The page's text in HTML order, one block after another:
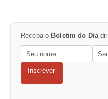
Receba o Boletim do Dia
Inscrever